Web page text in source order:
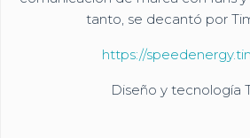
tanto, se decantó por
https://
Diseño y tecnología